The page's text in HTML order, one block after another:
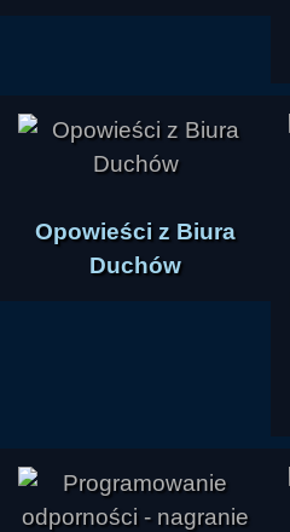
Opowieści z Biura
Duchów